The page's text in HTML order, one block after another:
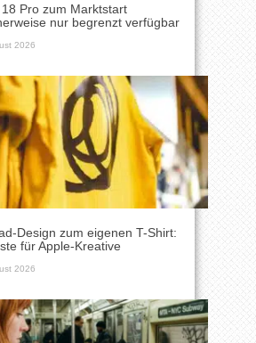
Pro zum Marktstart
nur begrenzt verfügbar
2026
Design zum eigenen T-Shirt:
für Apple-Kreative
2026